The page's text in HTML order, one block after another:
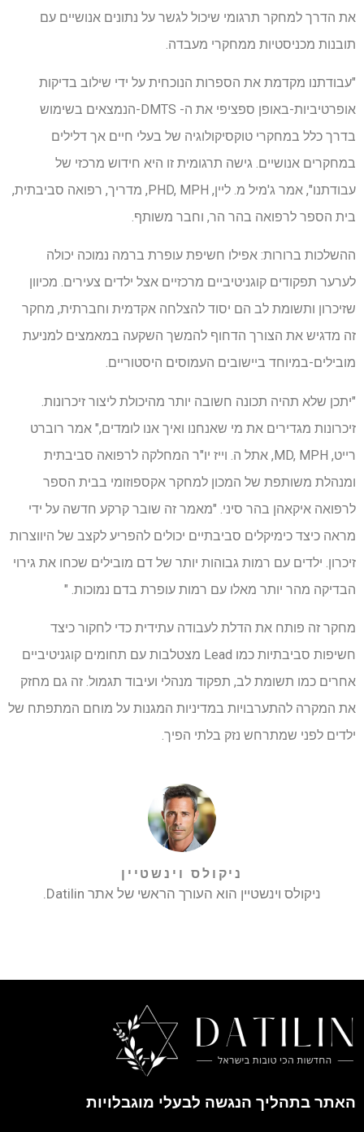
את הדרך למחקר תרגומי שיכול לגשר על נתונים אנושיים עם
תובנות מכניסטיות ממחקרי מעבדה.
"עבודתנו מקדמת את הספרות הנוכחית על ידי שילוב בדיקות
אופרטיביות-באופן ספציפי את ה- DMTS-הנמצאים בשימוש
בדרך כלל במחקרי טוקסיקולוגיה של בעלי חיים אך דלילים
במחקרים אנושיים. גישה תרגומית זו היא חידוש מרכזי של
עבודתנו", אמר ג'מיל מ. ליין, PHD, MPH, מדריך, רפואה סביבתית,
בית הספר לרפואה בהר הר, וחבר משותף.
ההשלכות ברורות: אפילו חשיפת עופרת ברמה נמוכה יכולה
לערער תפקודים קוגניטיביים מרכזיים אצל ילדים צעירים. מכיוון
שזיכרון ותשומת לב הם יסוד להצלחה אקדמית וחברתית, מחקר
זה מדגיש את הצורך הדחוף להמשך השקעה במאמצים למניעת
מובילים-במיוחד ביישובים העמוסים היסטוריים.
"יתכן שלא תהיה תכונה חשובה יותר מהיכולת ליצור זיכרונות.
זיכרונות מגדירים את מי שאנחנו ואיך אנו לומדים," אמר רוברט
רייט, MD, MPH, אתל ה. וייז יו"ר המחלקה לרפואה סביבתית
ומנהלת משותפת של המכון למחקר אקספוזומי בבית הספר
לרפואה איקאהן בהר סיני. "מאמר זה שובר קרקע חדשה על ידי
מראה כיצד כימיקלים סביבתיים יכולים להפריע לקצב של היווצרות
זיכרון. ילדים עם רמות גבוהות יותר של דם מובילים שכחו את גירוי
הבדיקה מהר יותר מאלו עם רמות עופרת בדם נמוכות. "
מחקר זה פותח את הדלת לעבודה עתידית כדי לחקור כיצד
חשיפות סביבתיות כמו Lead מצטלבות עם תחומים קוגניטיביים
אחרים כמו תשומת לב, תפקוד מנהלי ועיבוד תגמול. זה גם מחזק
את המקרה להתערבויות במדיניות המגנות על מוחם המתפתח של
ילדים לפני שמתרחש נזק בלתי הפיך.
ניקולס וינשטיין
ניקולס וינשטיין הוא העורך הראשי של אתר Datilin.
האתר בתהליך הנגשה לבעלי מוגבלויות